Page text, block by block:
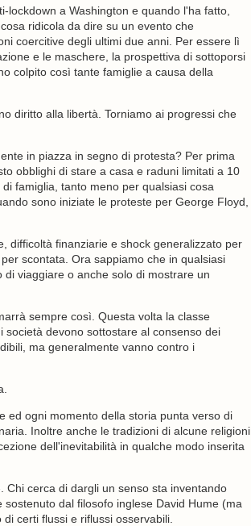
a Washington e quando l'ha fatto,
ridicola da dire su un evento che
coercitive degli ultimi due anni. Per essere lì
e le maschere, la prospettiva di sottoporsi
colpito così tante famiglie a causa della
diritto alla libertà. Torniamo ai progressi che
in piazza in segno di protesta? Per prima
obblighi di stare a casa e raduni limitati a 10
famiglia, tanto meno per qualsiasi cosa
sono iniziate le proteste per George Floyd,
difficoltà finanziarie e shock generalizzato per
scontata. Ora sappiamo che in qualsiasi
viaggiare o anche solo di mostrare un
sempre così. Questa volta la classe
devono sottostare al consenso dei
ma generalmente vanno contro i
ed ogni momento della storia punta verso di
Inoltre anche le tradizioni di alcune religioni
dell'inevitabilità in qualche modo inserita
cerca di dargli un senso sta inventando
dal filosofo inglese David Hume (ma
certi flussi e riflussi osservabili.